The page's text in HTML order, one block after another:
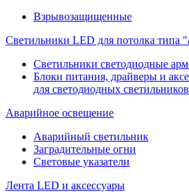
Взрывозащищенные
Светильники LED для потолка типа
Светильники светодиодные
Блоки питания, драйверы и
для светодиодных светильников
Аварийное освещение
Аварийный светильник
Заградительные огни
Световые указатели
Лента LED и аксессуары